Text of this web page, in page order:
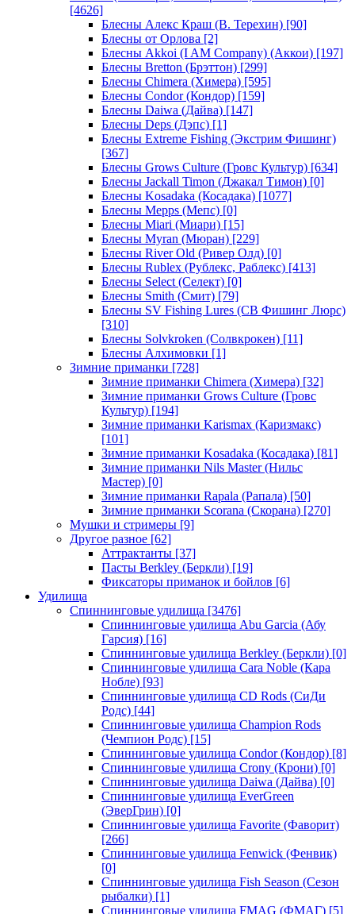
[4626]
Блесны Алекс Краш (В. Терехин) [90]
Блесны от Орлова [2]
Блесны Akkoi (I AM Company) (Аккои) [197]
Блесны Bretton (Брэттон) [299]
Блесны Chimera (Химера) [595]
Блесны Condor (Кондор) [159]
Блесны Daiwa (Дайва) [147]
Блесны Deps (Дэпс) [1]
Блесны Extreme Fishing (Экстрим Фишинг)
[367]
Блесны Grows Culture (Гровс Культур) [634]
Блесны Jackall Timon (Джакал Тимон) [0]
Блесны Kosadaka (Косадака) [1077]
Блесны Mepps (Мепс) [0]
Блесны Miari (Миари) [15]
Блесны Myran (Мюран) [229]
Блесны River Old (Ривер Олд) [0]
Блесны Rublex (Рублекс, Раблекс) [413]
Блесны Select (Селект) [0]
Блесны Smith (Смит) [79]
Блесны SV Fishing Lures (СВ Фишинг Люрс)
[310]
Блесны Solvkroken (Солвкрокен) [11]
Блесны Алхимовки [1]
Зимние приманки [728]
Зимние приманки Chimera (Химера) [32]
Зимние приманки Grows Culture (Гровс
Культур) [194]
Зимние приманки Karismax (Каризмакс)
[101]
Зимние приманки Kosadaka (Косадака) [81]
Зимние приманки Nils Master (Нильс
Мастер) [0]
Зимние приманки Rapala (Рапала) [50]
Зимние приманки Scorana (Скорана) [270]
Мушки и стримеры [9]
Другое разное [62]
Аттрактанты [37]
Пасты Berkley (Беркли) [19]
Фиксаторы приманок и бойлов [6]
Удилища
Спиннинговые удилища [3476]
Спиннинговые удилища Abu Garcia (Абу
Гарсия) [16]
Спиннинговые удилища Berkley (Беркли) [0]
Спиннинговые удилища Cara Noble (Кара
Нобле) [93]
Спиннинговые удилища CD Rods (СиДи
Родс) [44]
Спиннинговые удилища Champion Rods
(Чемпион Родс) [15]
Спиннинговые удилища Condor (Кондор) [8]
Спиннинговые удилища Crony (Крони) [0]
Спиннинговые удилища Daiwa (Дайва) [0]
Спиннинговые удилища EverGreen
(ЭверГрин) [0]
Спиннинговые удилища Favorite (Фаворит)
[266]
Спиннинговые удилища Fenwick (Фенвик)
[0]
Спиннинговые удилища Fish Season (Сезон
рыбалки) [1]
Спиннинговые удилища FMAG (ФМАГ) [5]